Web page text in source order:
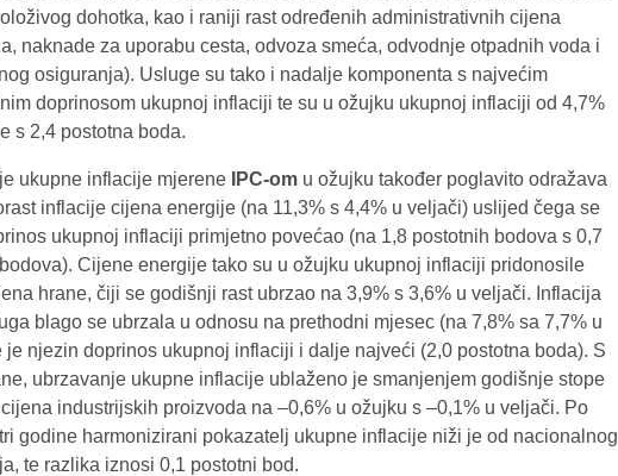
dohotka, kao i raniji rast određenih administrativnih cijena
naknade za uporabu cesta, odvoza smeća, odvodnje otpadnih voda i
osiguranja). Usluge su tako i nadalje komponenta s najvećim
doprinosom ukupnoj inflaciji te su u ožujku ukupnoj inflaciji od 4,7%
s 2,4 postotna boda.
ukupne inflacije mjerene IPC-om u ožujku također poglavito odražava
inflacije cijena energije (na 11,3% s 4,4% u veljači) uslijed čega se
ukupnoj inflaciji primjetno povećao (na 1,8 postotnih bodova s 0,7
Cijene energije tako su u ožujku ukupnoj inflaciji pridonosile
hrane, čiji se godišnji rast ubrzao na 3,9% s 3,6% u veljači. Inflacija
blago se ubrzala u odnosu na prethodni mjesec (na 7,8% sa 7,7% u
je njezin doprinos ukupnoj inflaciji i dalje najveći (2,0 postotna boda). S
ubrzavanje ukupne inflacije ublaženo je smanjenjem godišnje stope
industrijskih proizvoda na –0,6% u ožujku s –0,1% u veljači. Po
godine harmonizirani pokazatelj ukupne inflacije niži je od nacionalnog
te razlika iznosi 0,1 postotni bod.